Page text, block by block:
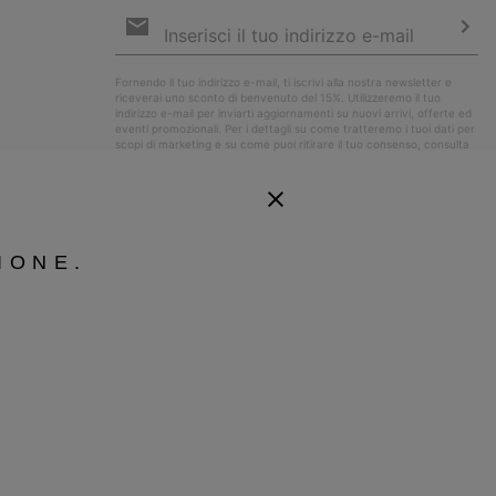
e-
Fornendo il tuo indirizzo e-mail, ti iscrivi alla nostra newsletter e
riceverai uno sconto di benvenuto del 15%. Utilizzeremo il tuo
indirizzo e-mail per inviarti aggiornamenti su nuovi arrivi, offerte ed
eventi promozionali. Per i dettagli su come tratteremo i tuoi dati per
scopi di marketing e su come puoi ritirare il tuo consenso, consulta